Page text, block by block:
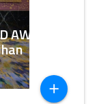
add